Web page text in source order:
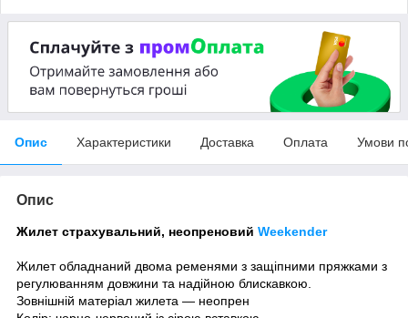
Опис Характеристики Доставка Оплата Умови
Опис
Жилет страхувальний, неопреновий Weekender
Жилет обладнаний двома ременями з защіпними пряжками з
регулюванням довжини та надійною блискавкою.
Зовнішній матеріал жилета — неопрен